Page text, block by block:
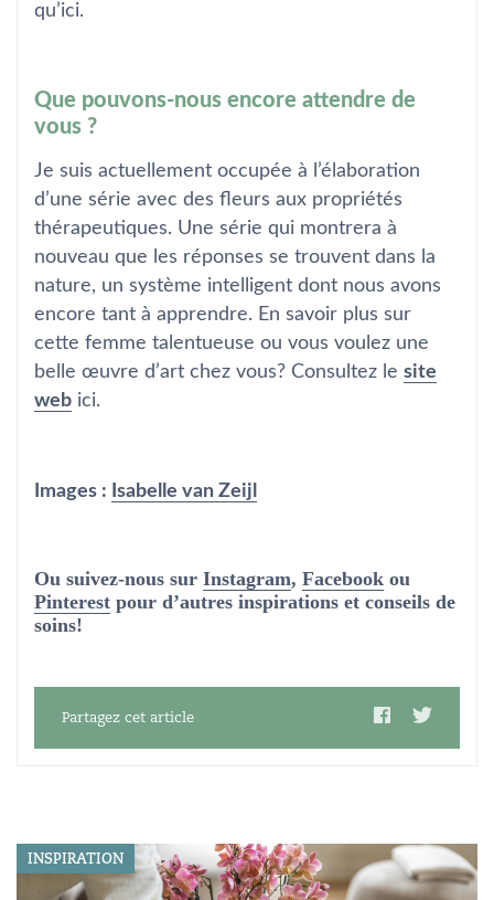
qu’ici.
Que pouvons-nous encore attendre de
vous ?
Je suis actuellement occupée à l’élaboration
d’une série avec des fleurs aux propriétés
thérapeutiques. Une série qui montrera à
nouveau que les réponses se trouvent dans la
nature, un système intelligent dont nous avons
encore tant à apprendre. En savoir plus sur
cette femme talentueuse ou vous voulez une
belle œuvre d’art chez vous? Consultez le site
web ici.
Images : Isabelle van Zeijl
Ou suivez-nous sur Instagram, Facebook ou
Pinterest pour d’autres inspirations et conseils de
soins!
Partagez cet article
INSPIRATION